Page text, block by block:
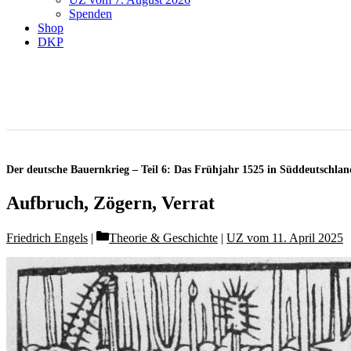
Spenden
Shop
DKP
Der deutsche Bauernkrieg – Teil 6: Das Frühjahr 1525 in
Aufbruch, Zögern, Verrat
Friedrich Engels Categories
Theorie & Geschichte | UZ vom 11. April 2025